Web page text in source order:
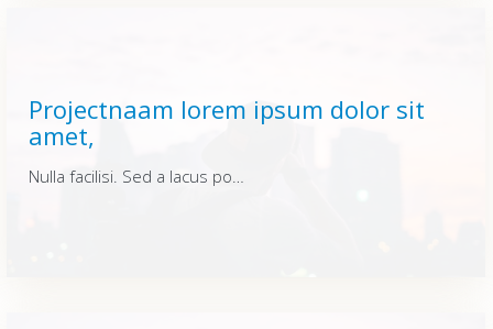
Projectnaam lorem ipsum dolor sit
amet,
Nulla facilisi. Sed a lacus posuere, varius lacus id, fermentum urna. Quisque vitae dui enim. Integer sit amet elementum nunc, at rutrum nisi. Nulla facilisi. Sed a lacus posuere, varius lacus id, fermentum urna. Quisque vitae dui enim. Integer sit amet elementum nunc, at rutrum nisi. Nulla facilisi. Sed a lacus posuere, varius lacus id, fermentum urna. Quisque vitae dui enim. Integer sit amet elementum nunc, at rutrum nisi.